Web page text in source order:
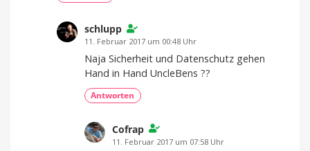
schlupp
11. Februar 2017 um 00:48 Uhr
Naja Sicherheit und Datenschutz gehen
Hand in Hand UncleBens ??
Antworten
Cofrap
11. Februar 2017 um 07:58 Uhr